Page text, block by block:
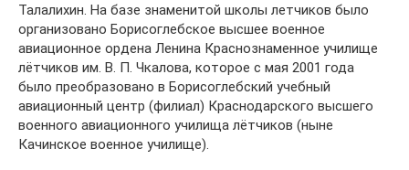
Талалихин. На базе знаменитой школы летчиков было
организовано Борисоглебское высшее военное
авиационное ордена Ленина Краснознаменное училище
лётчиков им. В. П. Чкалова, которое с мая 2001 года
было преобразовано в Борисоглебский учебный
авиационный центр (филиал) Краснодарского высшего
военного авиационного училища лётчиков (ныне
Качинское военное училище).